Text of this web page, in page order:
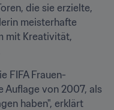
die sie erzielte,
meisterhafte
mit Kreativität,
FIFA Frauen-
Auflage von 2007, als
haben", erklärt